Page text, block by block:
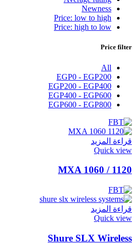
Newness
Price: low to high
Price: high to low
Price filter
All
EGP0 - EGP200
EGP200 - EGP400
EGP400 - EGP600
EGP600 - EGP800
قراءة المزيد
Quick view
MXA 1060 / 1120
قراءة المزيد
Quick view
Shure SLX Wireless